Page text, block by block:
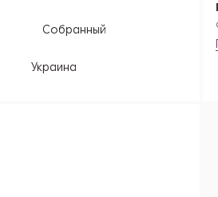
Собранный
Украина